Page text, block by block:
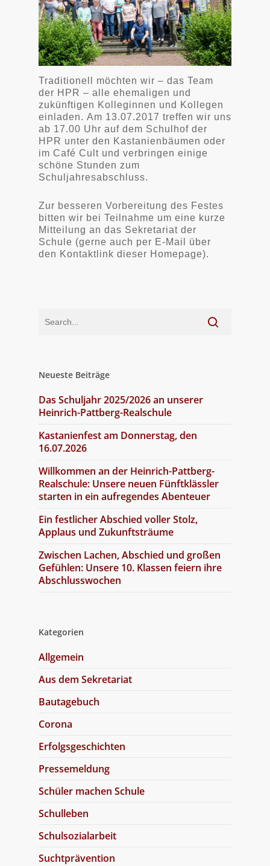
Traditionell möchten wir – das Team
der HPR – alle ehemaligen und
zukünftigen Kolleginnen und Kollegen
einladen. Am 13.07.2017 treffen wir uns
ab 17.00 Uhr auf dem Schulhof der
HPR unter den Kastanienbäumen oder
im Café Cult und verbringen einige
schöne Stunden zum
Schuljahresabschluss.
Zur besseren Vorbereitung des Festes
bitten wir bei Teilnahme um eine kurze
Mitteilung an das Sekretariat der
Schule (gerne auch per E-Mail über
den Kontaktlink dieser Homepage).
Neueste Beiträge
Das Schuljahr 2025/2026 an unserer
Heinrich-Pattberg-Realschule
Kastanienfest am Donnerstag, den
16.07.2026
Willkommen an der Heinrich-Pattberg-
Realschule: Unsere neuen Fünftklässler
starten in ein aufregendes Abenteuer
Ein festlicher Abschied voller Stolz,
Applaus und Zukunftsträume
Zwischen Lachen, Abschied und großen
Gefühlen: Unsere 10. Klassen feiern ihre
Abschlusswochen
Kategorien
Allgemein
Aus dem Sekretariat
Bautagebuch
Corona
Erfolgsgeschichten
Pressemeldung
Schüler machen Schule
Schulleben
Schulsozialarbeit
Suchtprävention